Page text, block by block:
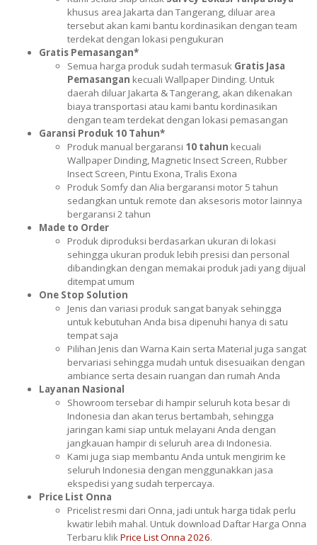
khusus area Jakarta dan Tangerang, diluar area
tersebut akan kami bantu kordinasikan dengan team
terdekat dengan lokasi pengukuran
Gratis Pemasangan*
Semua harga produk sudah termasuk Gratis Jasa
Pemasangan kecuali Wallpaper Dinding. Untuk
daerah diluar Jakarta & Tangerang, akan dikenakan
biaya transportasi atau kami bantu kordinasikan
dengan team terdekat dengan lokasi pemasangan
Garansi Produk 10 Tahun*
Produk manual bergaransi 10 tahun kecuali
Wallpaper Dinding, Magnetic Insect Screen, Rubber
Insect Screen, Pintu Exona, Tralis Exona
Produk Somfy dan Alia bergaransi motor 5 tahun
sedangkan untuk remote dan aksesoris motor lainnya
bergaransi 2 tahun
Made to Order
Produk diproduksi berdasarkan ukuran di lokasi
sehingga ukuran produk lebih presisi dan personal
dibandingkan dengan memakai produk jadi yang dijual
ditempat umum
One Stop Solution
Jenis dan variasi produk sangat banyak sehingga
untuk kebutuhan Anda bisa dipenuhi hanya di satu
tempat saja
Pilihan Jenis dan Warna Kain serta Material juga sangat
bervariasi sehingga mudah untuk disesuaikan dengan
ambiance serta desain ruangan dan rumah Anda
Layanan Nasional
Showroom tersebar di hampir seluruh kota besar di
Indonesia dan akan terus bertambah, sehingga
jaringan kami siap untuk melayani Anda dengan
jangkauan hampir di seluruh area di Indonesia.
Kami juga siap membantu Anda untuk mengirim ke
seluruh Indonesia dengan menggunakkan jasa
ekspedisi yang sudah terpercaya.
Price List Onna
Pricelist resmi dari Onna, jadi untuk harga tidak perlu
kwatir lebih mahal. Untuk download Daftar Harga Onna
Terbaru klikPrice List Onna 2026.